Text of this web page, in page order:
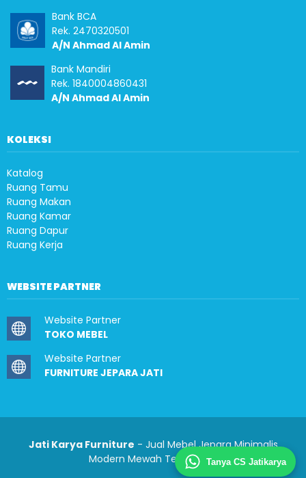
Bank BCA
Rek. 2470320501
A/N Ahmad Al Amin
Bank Mandiri
Rek. 1840004860431
A/N Ahmad Al Amin
KOLEKSI
Katalog
Ruang Tamu
Ruang Makan
Ruang Kamar
Ruang Dapur
Ruang Kerja
WEBSITE PARTNER
Website Partner
TOKO MEBEL
Website Partner
FURNITURE JEPARA JATI
Jati Karya Furniture - Jual Mebel Jepara Minimalis
Modern Mewah TerlengkapTanya CS Jatikarya